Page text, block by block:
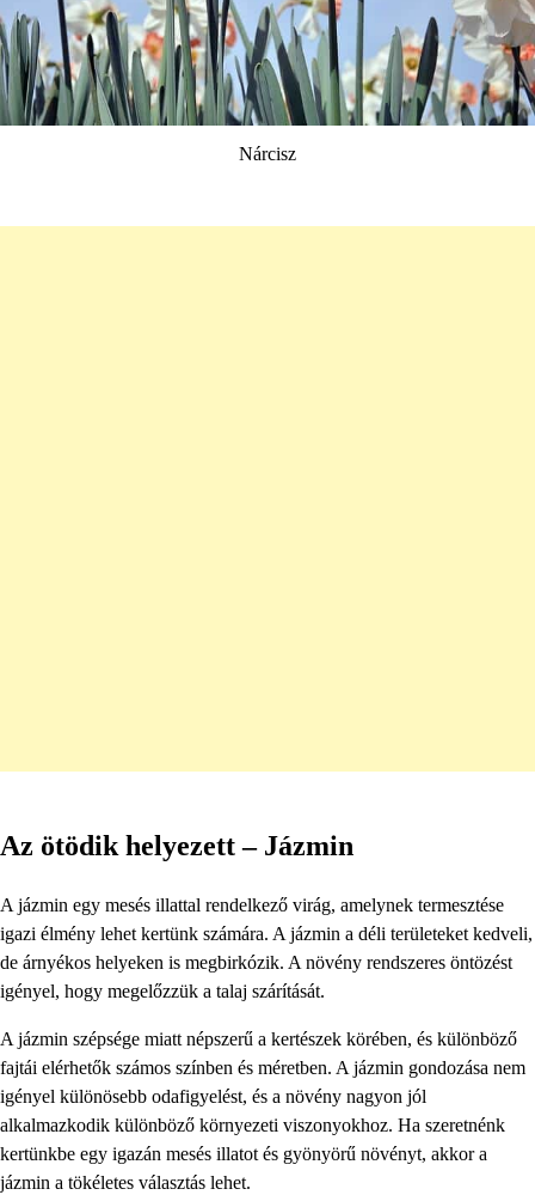
Nárcisz
Az ötödik helyezett – Jázmin
A jázmin egy mesés illattal rendelkező virág, amelynek termesztése
igazi élmény lehet kertünk számára. A jázmin a déli területeket kedveli,
de árnyékos helyeken is megbirkózik. A növény rendszeres öntözést
igényel, hogy megelőzzük a talaj szárítását.
A jázmin szépsége miatt népszerű a kertészek körében, és különböző
fajtái elérhetők számos színben és méretben. A jázmin gondozása nem
igényel különösebb odafigyelést, és a növény nagyon jól
alkalmazkodik különböző környezeti viszonyokhoz. Ha szeretnénk
kertünkbe egy igazán mesés illatot és gyönyörű növényt, akkor a
jázmin a tökéletes választás lehet.